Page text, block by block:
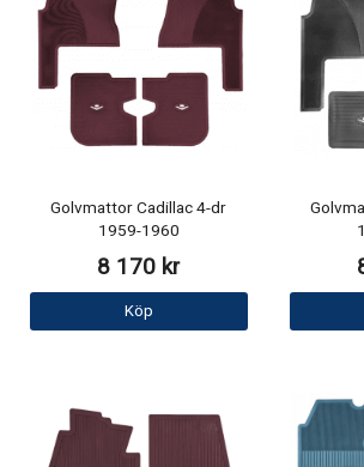
Golvmattor Cadillac 4-dr
1959-1960
8 170 kr
Köp